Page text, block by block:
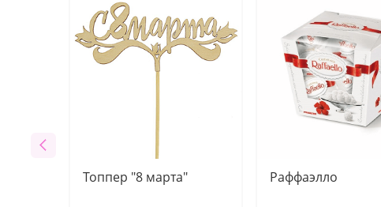
Топпер "8 марта" Раффаэлло